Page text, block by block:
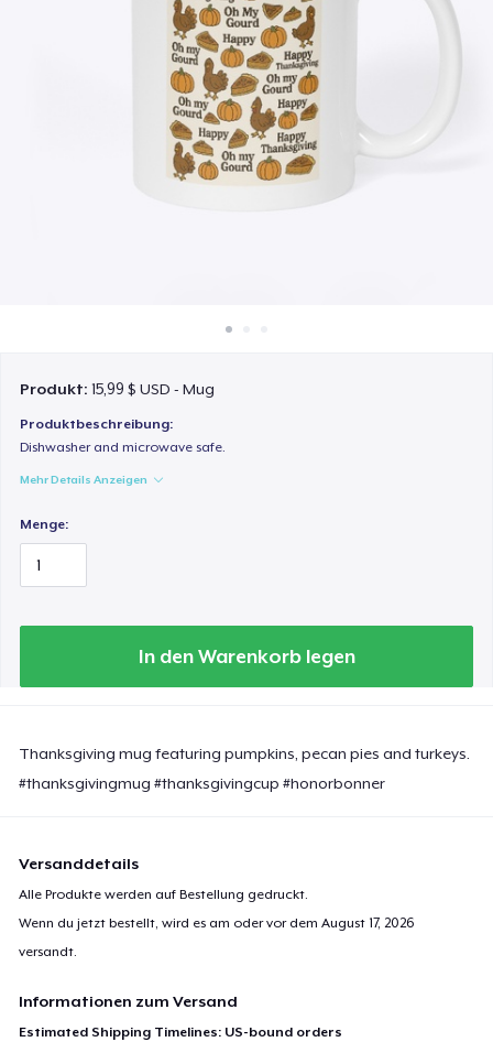
Überall verkaufen
Etwas verkaufen
Produkt:15,99 $ USD - Mug
Produktbeschreibung:
Dishwasher and microwave safe.
Mehr Details Anzeigen
Menge:
In den Warenkorb legen
Thanksgiving mug featuring pumpkins, pecan pies and turkeys.
#thanksgivingmug #thanksgivingcup #honorbonner
Versanddetails
Alle Produkte werden auf Bestellung gedruckt.
Wenn du jetzt bestellt, wird es am oder vor demAugust 17, 2026
versandt.
Informationen zum Versand
Estimated Shipping Timelines: US-bound orders